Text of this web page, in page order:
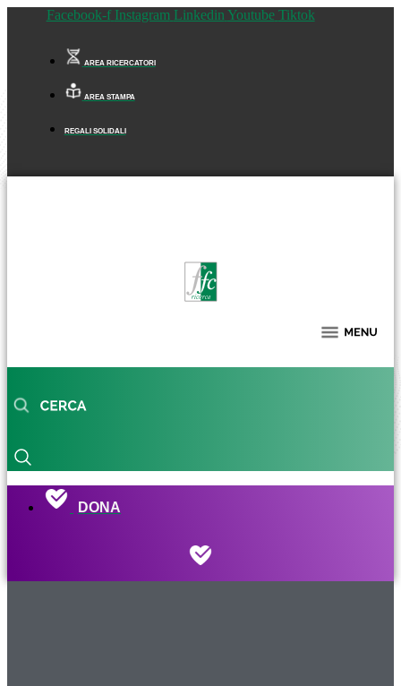
Facebook-f Instagram Linkedin Youtube Tiktok
AREA RICERCATORI
AREA STAMPA
REGALI SOLIDALI
DONA